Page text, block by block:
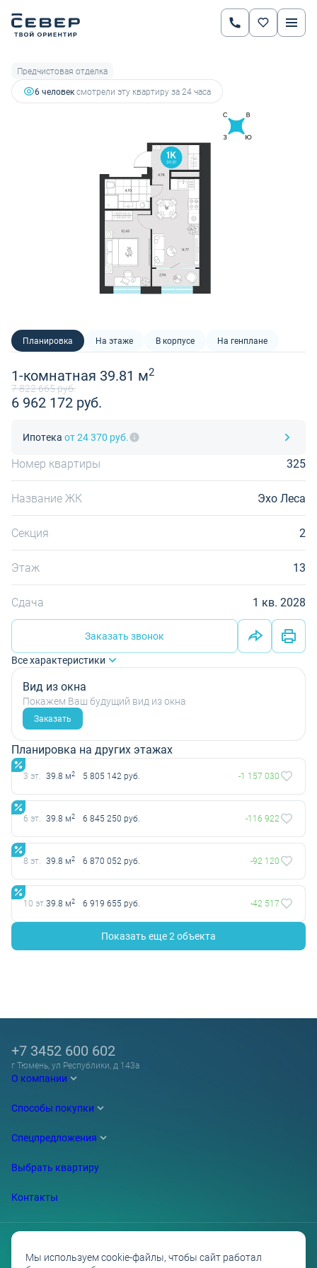
1-комнатная
7 822 665 руб.
6 962 172 руб.
Ипотекаот 24 370 руб.
Предчистовая отделка
6 человексмотрели эту квартиру за 24 часа
Планировка На этаже В корпусе На генплане
1-комнатная 39.81 м2
7 822 665 руб.
6 962 172 руб.
Ипотека от 24 370 руб.
Номер квартиры 325
Название ЖК Эхо Леса
Секция 2
Этаж 13
Сдача 1 кв. 2028
Заказать звонок
Все характеристики
Вид из окна
Покажем Ваш будущий вид из окна
Заказать
Планировка на других этажах
3 эт. 39.8 м2 5 805 142 руб. -1 157 030
6 эт. 39.8 м2 6 845 250 руб. -116 922
8 эт. 39.8 м2 6 870 052 руб. -92 120
10 эт.39.8 м2 6 919 655 руб. -42 517
Показать еще 2 объектa
О компании
Способы покупки
Спецпредложения
Выбрать квартиру
Контакты
+7 3452 600 602
г Тюмень, ул Республики, д 143а
Мы используем cookie-файлы, чтобы сайт работал